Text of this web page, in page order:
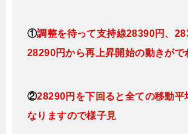
①調整を待って支持線28390円、
28290円から再上昇開始の動きがで
②28290円を下回ると全ての移動平
なりますので様子見